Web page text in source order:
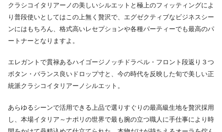
クラシコイタリアーノの美しいシルエットと極上のフィッティングによ
り普段使いとしてはこの上無く贅沢で、エグゼクティブなビジネスシー
ンにはもちろん、格式高いレセプションや各種パーティーでも最高のパ
ートナーとなりますよ。
エレガントで貫禄あるハイゴージノッチドラペル・フロント段返り３つ
ボタン・バランス良いドロップ寸と、今の時代を反映した旬で美しい正
統派クラシコイタリアーノシルエット。
あらゆるシーンで活用できる上品で選りすぐりの最高級生地を贅沢採用
し、本場イタリア～ナポリの世界で最も腕の立つ職人に手仕事により時